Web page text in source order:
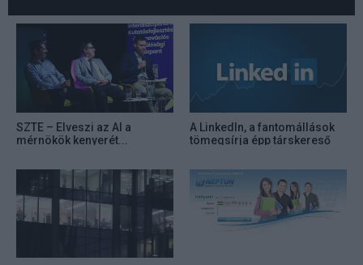
SZTE – Elveszi az AI a
mérnökök kenyerét...
A LinkedIn, a fantomállások
tömegsírja épp társkereső